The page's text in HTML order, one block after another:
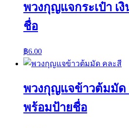
พวงกุญแจกระเป๋า เ
ชื่อ
฿6.00
พวงกุญแจข้าวต้มมัด
พร้อมป้ายชื่อ